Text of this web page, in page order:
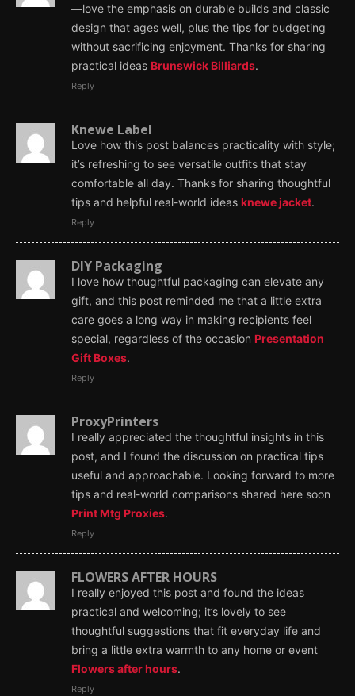
—love the emphasis on durable builds and classic
design that ages well, plus the tips for budgeting
without sacrificing enjoyment. Thanks for sharing
practical ideas Brunswick Billiards.
Reply
Knewe Label
Love how this post balances practicality with style;
it’s refreshing to see versatile outfits that stay
comfortable all day. Thanks for sharing thoughtful
tips and helpful real-world ideas knewe jacket.
Reply
DIY Packaging
I love how thoughtful packaging can elevate any
gift, and this post reminded me that a little extra
care goes a long way in making recipients feel
special, regardless of the occasion Presentation
Gift Boxes.
Reply
ProxyPrinters
I really appreciated the thoughtful insights in this
post, and I found the discussion on practical tips
useful and approachable. Looking forward to more
tips and real-world comparisons shared here soon
Print Mtg Proxies.
Reply
FLOWERS AFTER HOURS
I really enjoyed this post and found the ideas
practical and welcoming; it’s lovely to see
thoughtful suggestions that fit everyday life and
bring a little extra warmth to any home or event
Flowers after hours.
Reply